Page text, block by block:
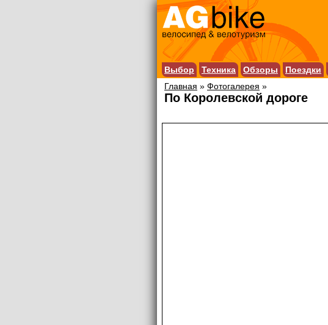
Выбор Техника Обзоры Поездки
Главная » Фотогалерея »
По Королевской дороге